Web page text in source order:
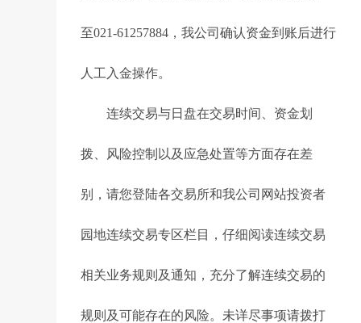
至021-61257884，我公司确认资金到账后进行
人工入金操作。
连续交易与日盘在交易时间、资金划
拨、风险控制以及应急处置等方面存在差
别，请您登陆各交易所和我公司网站投资者
园地连续交易专区栏目，仔细阅读连续交易
相关业务规则及通知，充分了解连续交易的
规则及可能存在的风险。未详尽事项请拨打